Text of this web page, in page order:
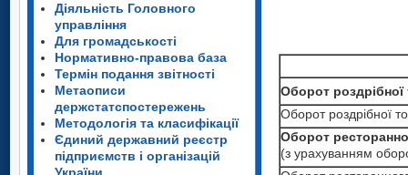
Діяльність Головного
управління
Для громадськості
Нормативно-правова база
Термін подання звітності
Метаописи
держстатспостережень
Методологія та класифікації
Єдиний державний реєстр
підприємств і організацій
Оборот роздрібної
Оборот роздрібної
Оборот
(з урахуванням
Оборот роздрібної
Оборот роздрібної
Оборот
(з урахуванням
Оборот роздрібної
Оборот роздрібної
Оборот
Оборот
Оборот роздрібної
Оборот роздрібної